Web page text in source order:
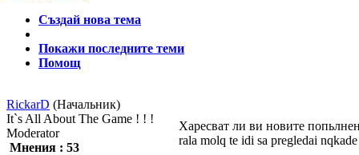
Създай нова тема
Покажи последните теми
Помощ
RickarD (Начальник)
It`s All About The Game ! ! !
Moderator
Мнения : 53
Харесват ли ви новите
rala molq te idi sa pregledai